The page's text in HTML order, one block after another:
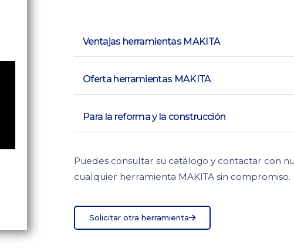
Ventajas herramientas MAKITA
Oferta herramientas MAKITA
Para la reforma y la construcción
Puedes consultar su catálogo y contactar con
cualquier herramienta MAKITA sin compromiso.
Solicitar otra herramienta